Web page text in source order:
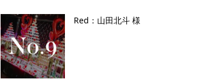
Red：山田北斗 様